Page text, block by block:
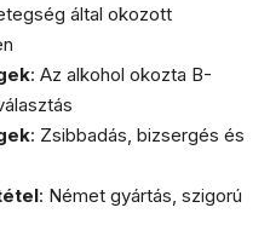
által okozott
: Az alkohol okozta B-
: Zsibbadás, bizsergés és
: Német gyártás, szigorú